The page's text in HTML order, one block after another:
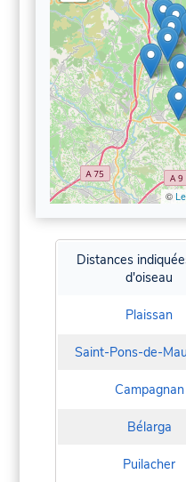
©
Distances
d'oiseau
Plaissan
Saint-Pons-de-
Campagnan
Bélarga
Puilacher